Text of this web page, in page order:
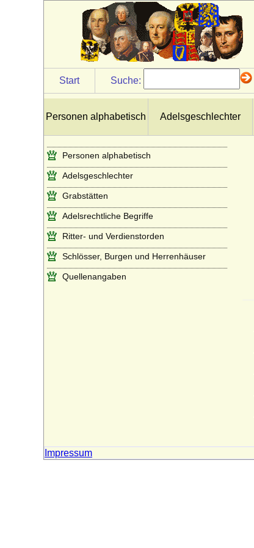
Start Suche:
Personen alphabetisch Adelsgeschlechter
Personen alphabetisch
Adelsgeschlechter
Grabstätten
Adelsrechtliche Begriffe
Ritter- und Verdienstorden
Schlösser, Burgen und Herrenhäuser
Quellenangaben
Impressum